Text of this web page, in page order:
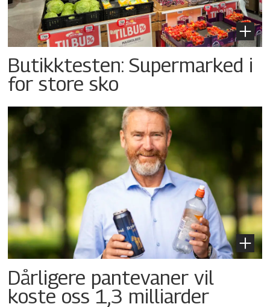
Butikktesten: Supermarked i
for store sko
Dårligere pantevaner vil
koste oss 1,3 milliarder